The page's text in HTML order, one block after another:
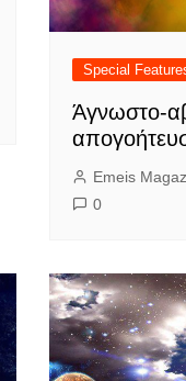
Special
Άγνωστο-
Emeis
0